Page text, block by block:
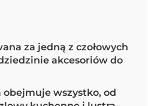
za jedną z czołowych
akcesoriów do
wszystko, od